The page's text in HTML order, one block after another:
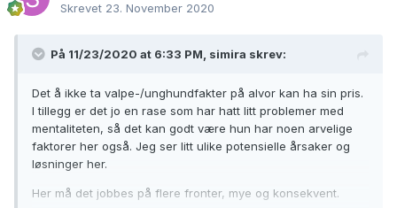
Skrevet 23. November 2020
På 11/23/2020 at 6:33 PM, simira skrev:
Det å ikke ta valpe-/unghundfakter på alvor kan ha sin pris.
I tillegg er det jo en rase som har hatt litt problemer med
mentaliteten, så det kan godt være hun har noen arvelige
faktorer her også. Jeg ser litt ulike potensielle årsaker og
løsninger her.
Her må det jobbes på flere fronter, mye og konsekvent.